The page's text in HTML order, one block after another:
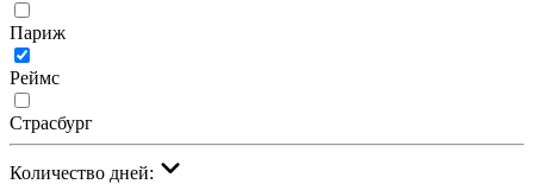
Париж
Реймс
Страсбург
Количество дней: